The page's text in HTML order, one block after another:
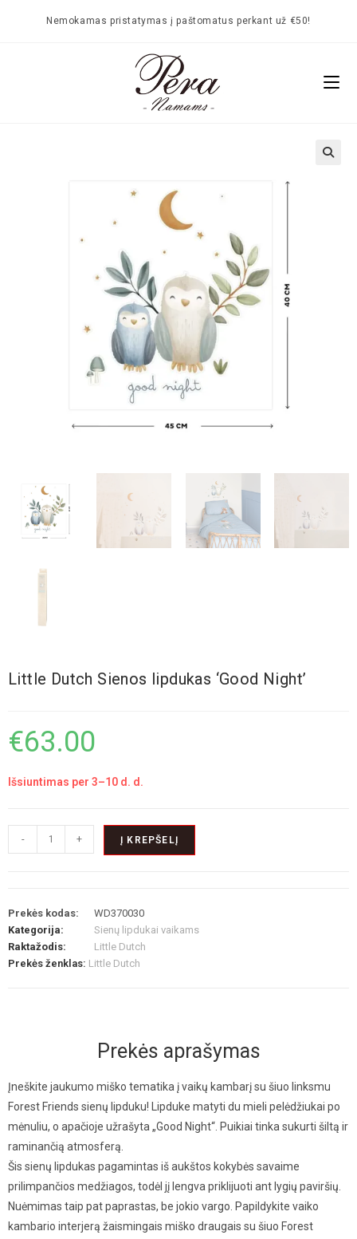
Nemokamas pristatymas į paštomatus perkant už €50!
Little Dutch Sienos lipdukas ‘Good Night’
€63.00
Išsiuntimas per 3–10 d. d.
- + Į KREPŠELĮ
Prekės kodas:
WD370030
Kategorija:
Sienų lipdukai vaikams
Raktažodis:
Little Dutch
Prekės ženklas: Little Dutch
Prekės aprašymas
Įneškite jaukumo miško tematika į vaikų kambarį su šiuo linksmu
Forest Friends sienų lipduku! Lipduke matyti du mieli pelėdžiukai po
mėnuliu, o apačioje užrašyta „Good Night“. Puikiai tinka sukurti šiltą ir
raminančią atmosferą.
Šis sienų lipdukas pagamintas iš aukštos kokybės savaime
prilimpančios medžiagos, todėl jį lengva priklijuoti ant lygių paviršių.
Nuėmimas taip pat paprastas, be jokio vargo. Papildykite vaiko
kambario interjerą žaismingais miško draugais su šiuo Forest